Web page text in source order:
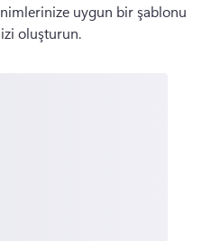
uygun bir şablonu
oluşturun.